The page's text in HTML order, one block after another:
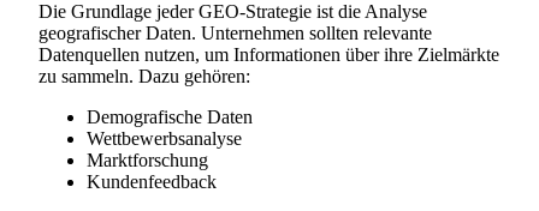
Die Grundlage jeder GEO-Strategie ist die Analyse
geografischer Daten. Unternehmen sollten relevante
Datenquellen nutzen, um Informationen über ihre Zielmärkte
zu sammeln. Dazu gehören:
Demografische Daten
Wettbewerbsanalyse
Marktforschung
Kundenfeedback